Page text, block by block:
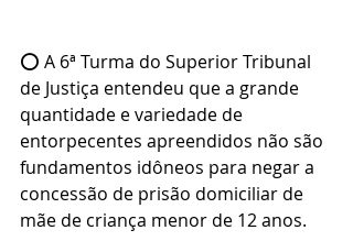
⭕ A 6ª Turma do Superior Tribunal
de Justiça entendeu que a grande
quantidade e variedade de
entorpecentes apreendidos não são
fundamentos idôneos para negar a
concessão de prisão domiciliar de
mãe de criança menor de 12 anos.